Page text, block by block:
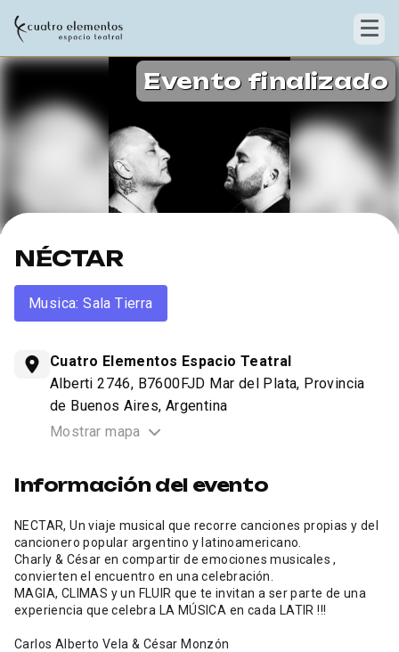
Evento finalizado
NÉCTAR
Musica: Sala Tierra
Cuatro Elementos Espacio Teatral
Alberti 2746, B7600FJD Mar del Plata, Provincia
de Buenos Aires, Argentina
Mostrar mapa
Información del evento
NECTAR, Un viaje musical que recorre canciones propias y del
cancionero popular argentino y latinoamericano.
Charly & César en compartir de emociones musicales ,
convierten el encuentro en una celebración.
MAGIA, CLIMAS y un FLUIR que te invitan a ser parte de una
experiencia que celebra LA MÚSICA en cada LATIR !!!
Carlos Alberto Vela & César Monzón